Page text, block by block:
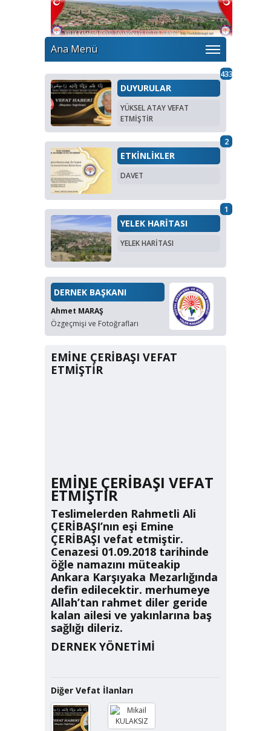
Ana Menü
433
DUYURULAR
YÜKSEL ATAY VEFAT
ETMİŞTİR
2
ETKİNLİKLER
DAVET
1
YELEK HARİTASI
YELEK HARİTASI
DERNEK BAŞKANI
Ahmet MARAŞ
Özgeçmişi ve Fotoğrafları
EMİNE ÇERİBAŞI VEFAT
ETMİŞTİR
EMİNE ÇERİBAŞI VEFAT
ETMİŞTİR
Teslimelerden Rahmetli Ali
ÇERİBAŞI’nın eşi Emine
ÇERİBAŞI vefat etmiştir.
Cenazesi 01.09.2018 tarihinde
öğle namazını müteakip
Ankara Karşıyaka Mezarlığında
defin edilecektir. merhumeye
Allah’tan rahmet diler geride
kalan ailesi ve yakınlarına baş
sağlığı dileriz.
DERNEK YÖNETİMİ
Diğer Vefat İlanları